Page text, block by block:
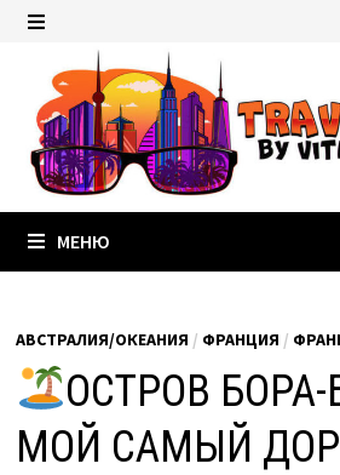
Перейти
содержимому
МЕНЮ
АВСТРАЛИЯ/ОКЕАНИЯ / ФРАНЦИЯ /
ОСТРОВ БОРА-
МОЙ САМЫЙ